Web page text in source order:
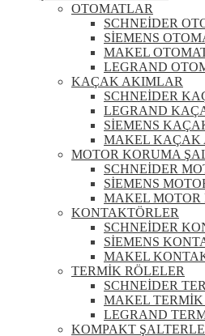
OTOMATLAR
SCHNEİDER
SİEMENS
MAKEL
LEGRAND
KAÇAK AKIMLAR
SCHNEİDER
LEGRAND
SİEMENS
MAKEL KAÇAK
MOTOR KORUMA
SCHNEİDER
SİEMENS
MAKEL MOTOR
KONTAKTÖRLER
SCHNEİDER
SİEMENS
MAKEL
TERMİK RÖLELER
SCHNEİDER
MAKEL TERMİK
LEGRAND
KOMPAKT